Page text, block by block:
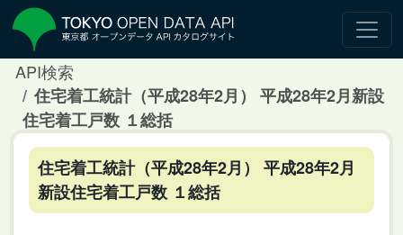
API検索
住宅着工統計（平成28年2月） 平成28年2月新設
住宅着工戸数 １総括
住宅着工統計（平成28年2月） 平成28年2月
新設住宅着工戸数 １総括